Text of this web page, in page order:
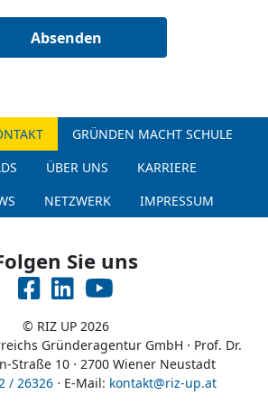
Absenden
GRÜNDEN MACHT SCHULE
ÜBER UNS
KARRIERE
NETZWERK IMPRESSUM
Sie uns
FacebookLinkedIN
© RIZ UP 2026
Gründeragentur GmbH ⋅ Prof. Dr.
Straße 10 ⋅ 2700 Wiener Neustadt
/ 26326⋅ E-Mail: kontakt@riz-up.at